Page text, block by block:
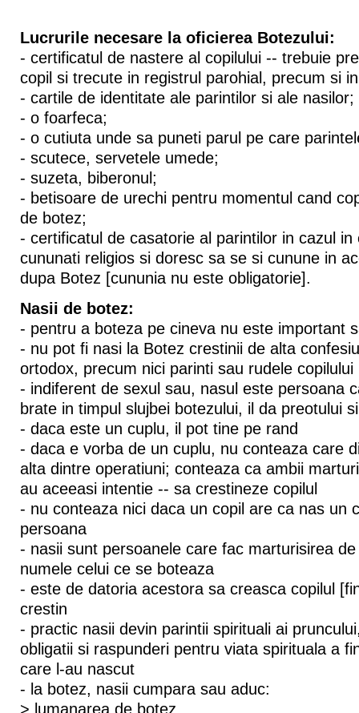
Lucrurile necesare la oficierea Botezului:
- certificatul de nastere al copilului -- trebuie
copil si trecute in registrul parohial, precum si
- cartile de identitate ale parintilor si ale nasilor;
- o foarfeca;
- o cutiuta unde sa puneti parul pe care
- scutece, servetele umede;
- suzeta, biberonul;
- betisoare de urechi pentru momentul cand
de botez;
- certificatul de casatorie al parintilor in cazul
cununati religios si doresc sa se si cunune in
dupa Botez [cununia nu este obligatorie].
Nasii de botez:
- pentru a boteza pe cineva nu este important
- nu pot fi nasi la Botez crestinii de alta
ortodox, precum nici parinti sau rudele copilului
- indiferent de sexul sau, nasul este persoana
brate in timpul slujbei botezului, il da preotului
- daca este un cuplu, il pot tine pe rand
- daca e vorba de un cuplu, nu conteaza care
alta dintre operatiuni; conteaza ca ambii
au aceeasi intentie -- sa crestineze copilul
- nu conteaza nici daca un copil are ca nas un
persoana
- nasii sunt persoanele care fac marturisirea
numele celui ce se boteaza
- este de datoria acestora sa creasca copilul
crestin
- practic nasii devin parintii spirituali ai
obligatii si raspunderi pentru viata spirituala a
care l-au nascut
- la botez, nasii cumpara sau aduc:
> lumanarea de botez